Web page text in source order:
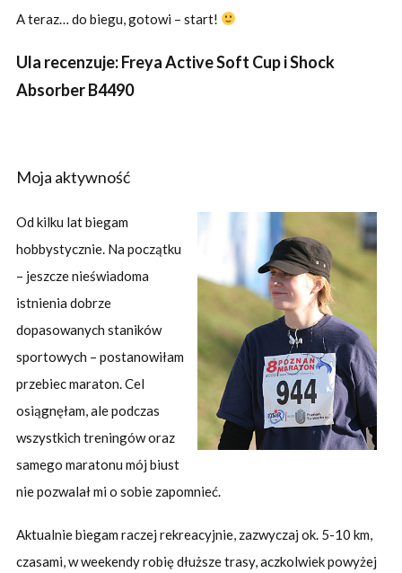
A teraz… do biegu, gotowi – start!
Ula recenzuje: Freya Active Soft Cup i Shock
Absorber B4490
Moja aktywność
Od kilku lat biegam
hobbystycznie. Na początku
– jeszcze nieświadoma
istnienia dobrze
dopasowanych staników
sportowych – postanowiłam
przebiec maraton. Cel
osiągnęłam, ale podczas
wszystkich treningów oraz
samego maratonu mój biust
nie pozwalał mi o sobie zapomnieć.
Aktualnie biegam raczej rekreacyjnie, zazwyczaj ok. 5-10 km,
czasami, w weekendy robię dłuższe trasy, aczkolwiek powyżej